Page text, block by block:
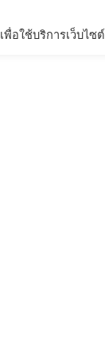
เพื่อใช้บริการเว็บไซต์